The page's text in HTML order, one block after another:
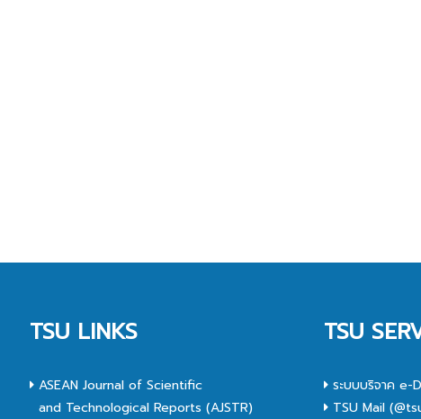
TSU LINKS
ASEAN Journal of Scientific
and Technological Reports (AJSTR)
TSU
ระบบบริจาค e-
TSU Mail